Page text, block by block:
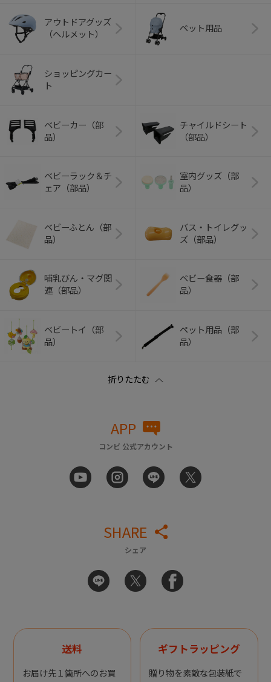
アウトドアグッズ
（ヘルメット）
ペット用品
ショッピングカー
ト
ベビーカー（部
品）
チャイルドシート
（部品）
ベビーラック＆チ
ェア（部品）
室内グッズ（部
品）
ベビーふとん（部
品）
バス・トイレグッ
ズ（部品）
哺乳びん・マグ関
連（部品）
ベビー食器（部
品）
ベビートイ（部
品）
ペット用品（部
品）
APP
コンビ 公式アカウント
SHARE
シェア
送料
お届け先１箇所へのお買
ギフトラッピング
贈り物を素敵な包装紙で